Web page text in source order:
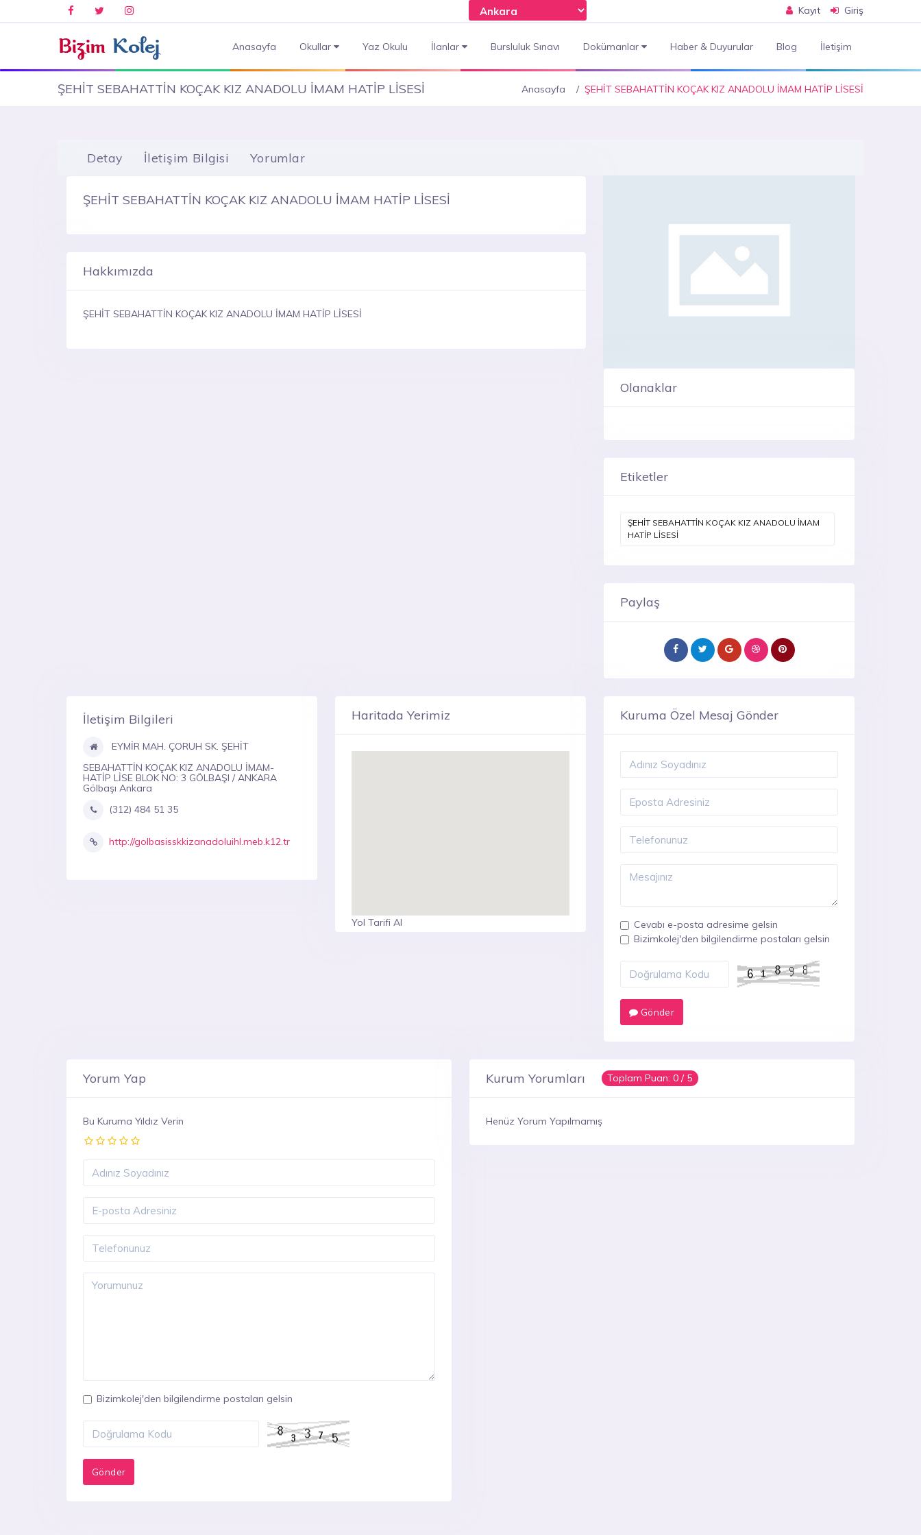
Kayıt Giriş
Anasayfa Okullar Yaz Okulu İlanlar Bursluluk Sınavı Dokümanlar Haber & Duyurular Blog İletişim
ŞEHİT SEBAHATTİN KOÇAK KIZ ANADOLU İMAM HATİP LİSESİ Anasayfa ŞEHİT SEBAHATTİN KOÇAK KIZ ANADOLU İMAM HATİP LİSESİ
Detay İletişim Bilgisi Yorumlar
ŞEHİT SEBAHATTİN KOÇAK KIZ ANADOLU İMAM HATİP LİSESİ
Hakkımızda
ŞEHİT SEBAHATTİN KOÇAK KIZ ANADOLU İMAM HATİP LİSESİ
Olanaklar
Etiketler
ŞEHİT SEBAHATTİN KOÇAK KIZ ANADOLU İMAM
HATİP LİSESİ
Paylaş
İletişim Bilgileri
EYMİR MAH. ÇORUH SK. ŞEHİT
SEBAHATTİN KOÇAK KIZ ANADOLU İMAM-
HATİP LİSE BLOK NO: 3 GÖLBAŞI / ANKARA
Gölbaşı Ankara
(312) 484 51 35
http://golbasisskkizanadoluihl.meb.k12.tr
Haritada Yerimiz
Yol Tarifi Al
Kuruma Özel Mesaj Gönder
Cevabı e-posta adresime gelsin
Bizimkolej'den bilgilendirme postaları gelsin
Gönder
Yorum Yap
Bu Kuruma Yıldız Verin
Bizimkolej'den bilgilendirme postaları gelsin
Kurum Yorumları Toplam Puan:0 / 5
Henüz Yorum Yapılmamış